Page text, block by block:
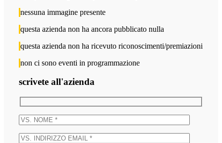
nessuna immagine presente
questa azienda non ha ancora pubblicato nulla
questa azienda non ha ricevuto riconoscimenti/premiazioni
non ci sono eventi in programmazione
scrivete all'azienda